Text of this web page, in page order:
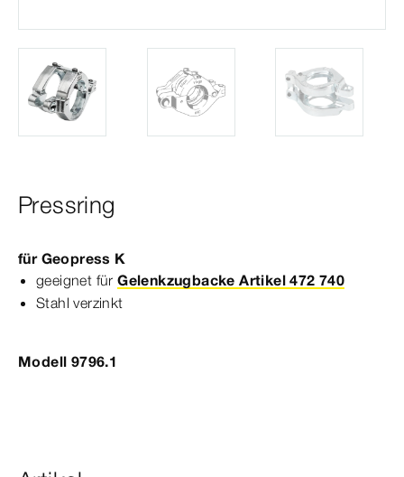
Pressring
für Geopress K
geeignet fürGelenkzugbacke Artikel 472 740
Stahl verzinkt
Modell 9796.1